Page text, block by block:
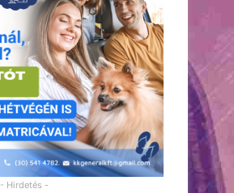
- Hirdetés -